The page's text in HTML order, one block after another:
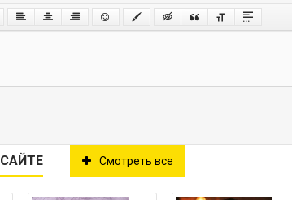
Смотреть все